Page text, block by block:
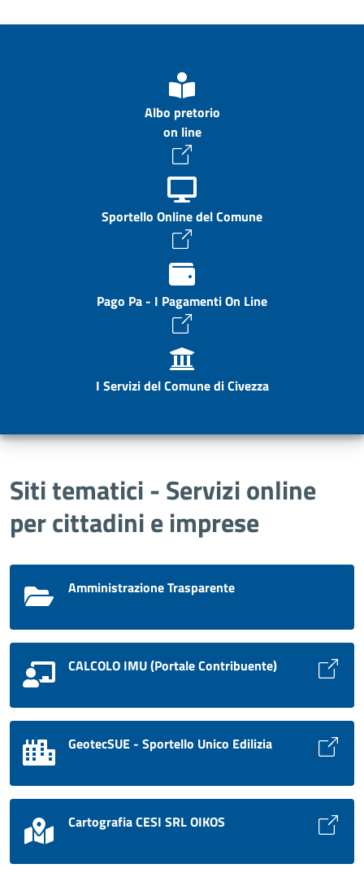
Albo pretorio
on line
Sportello Online del Comune
Pago Pa - I Pagamenti On Line
I Servizi del Comune di Civezza
Siti tematici - Servizi online
per cittadini e imprese
Amministrazione Trasparente
CALCOLO IMU (Portale Contribuente)
GeotecSUE - Sportello Unico Edilizia
Cartografia CESI SRL OIKOS